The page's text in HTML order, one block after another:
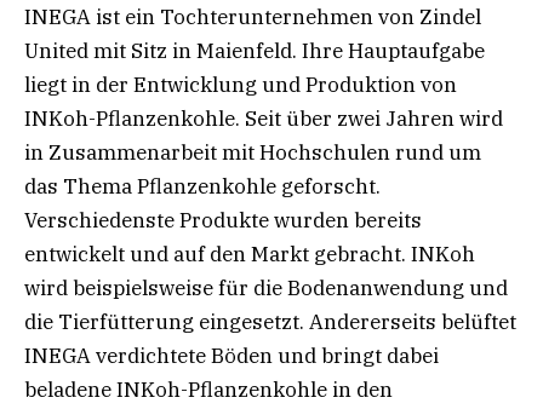
INEGA ist ein Tochterunternehmen von Zindel
United mit Sitz in Maienfeld. Ihre Hauptaufgabe
liegt in der Entwicklung und Produktion von
INKoh-Pflanzenkohle. Seit über zwei Jahren wird
in Zusammenarbeit mit Hochschulen rund um
das Thema Pflanzenkohle geforscht.
Verschiedenste Produkte wurden bereits
entwickelt und auf den Markt gebracht. INKoh
wird beispielsweise für die Bodenanwendung und
die Tierfütterung eingesetzt. Andererseits belüftet
INEGA verdichtete Böden und bringt dabei
beladene INKoh-Pflanzenkohle in den